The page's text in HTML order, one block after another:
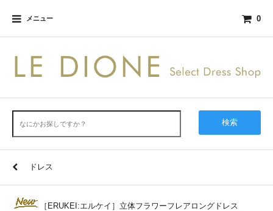
メニュー 0
検索
ドレス
［ERUKEI:エルケイ］立体フラワーフレアロングドレス